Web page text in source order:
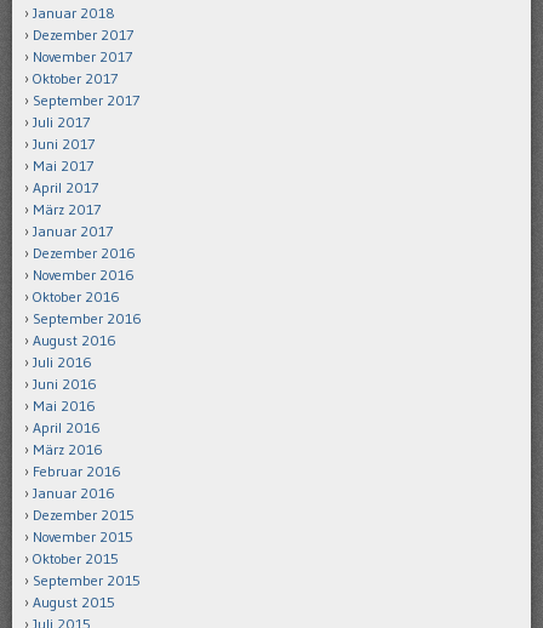
Januar 2018
Dezember 2017
November 2017
Oktober 2017
September 2017
Juli 2017
Juni 2017
Mai 2017
April 2017
März 2017
Januar 2017
Dezember 2016
November 2016
Oktober 2016
September 2016
August 2016
Juli 2016
Juni 2016
Mai 2016
April 2016
März 2016
Februar 2016
Januar 2016
Dezember 2015
November 2015
Oktober 2015
September 2015
August 2015
Juli 2015